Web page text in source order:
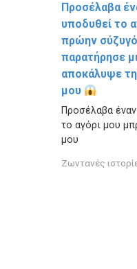
Προσέλαβα
υποδυθεί το
πρώην
παρατήρησε
αποκάλυψε
μου
Προσέλαβα
το αγόρι μου
μου
Ζωντανές